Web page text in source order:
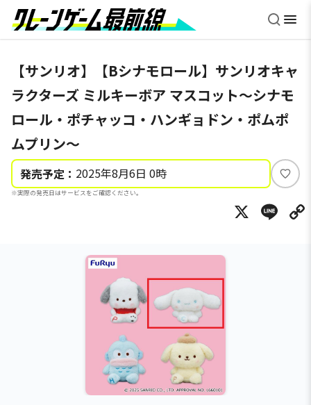
【サンリオ】【Bシナモロール】サンリオキャ
ラクターズ ミルキーボア マスコット～シナモ
ロール・ポチャッコ・ハンギョドン・ポムポ
ムプリン～
発売予定： 2025年8月6日 0時
※実際の発売日はサービスをご確認ください。
い
ね
X